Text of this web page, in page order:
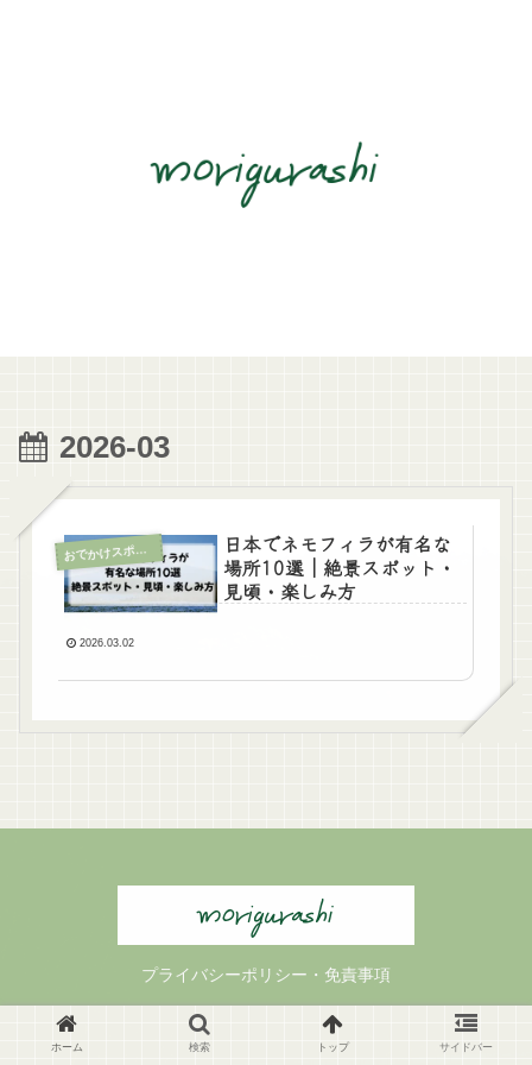
2026-03
お
でかけスポット
日本でネモフィラが有名な
場所10選｜絶景スポット・
見頃・楽しみ方
2026.03.02
プライバシーポリシー・免責事項
© 2023 もりの暮らし.
ホーム 検索 トップ サイドバー